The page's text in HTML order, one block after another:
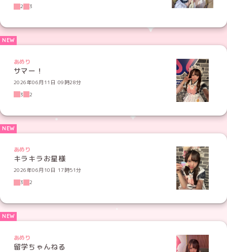
2
3
あめり
サマー！
2026年06月11日 09時28分
3
2
あめり
キラキラお星様
2026年06月10日 17時51分
3
2
あめり
留学ちゃんねる